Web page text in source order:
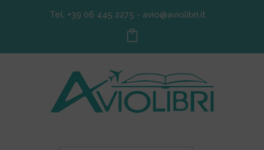
Tel. +39 06 445 2275 - avio@aviolibri.it